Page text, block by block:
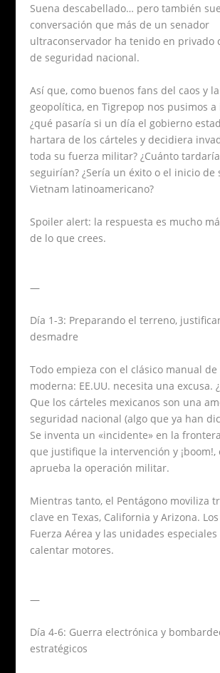
Suena descabellado… pero también
conversación que más de un senador
ultraconservador ha tenido en privado
de seguridad nacional.
Así que, como buenos fans del caos y
geopolítica, en Tigrepop nos pusimos
¿qué pasaría si un día el gobierno
hartara de los cárteles y decidiera
toda su fuerza militar? ¿Cuánto
seguirían? ¿Sería un éxito o el inicio de
Vietnam latinoamericano?
Spoiler alert: la respuesta es mucho
de lo que crees.
—
Día 1-3: Preparando el terreno,
desmadre
Todo empieza con el clásico manual
moderna: EE.UU. necesita una excusa.
Que los cárteles mexicanos son una
seguridad nacional (algo que ya han
Se inventa un «incidente» en la
que justifique la intervención y ¡boom!,
aprueba la operación militar.
Mientras tanto, el Pentágono moviliza
clave en Texas, California y Arizona.
Fuerza Aérea y las unidades
calentar motores.
—
Día 4-6: Guerra electrónica y
estratégicos